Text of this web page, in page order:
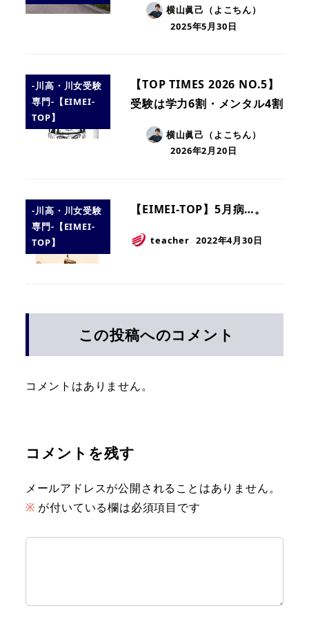
横山眞己（よこちん）
2025年5月30日
-川高・川女受験
専門-【EIMEI-
TOP】
【TOP TIMES 2026 NO.5】
受験は学力6割・メンタル4割
横山眞己（よこちん）
2026年2月20日
-川高・川女受験
専門-【EIMEI-
TOP】
【EIMEI-TOP】5月病…。
teacher 2022年4月30日
この投稿へのコメント
コメントはありません。
コメントを残す
メールアドレスが公開されることはありません。
※ が付いている欄は必須項目です